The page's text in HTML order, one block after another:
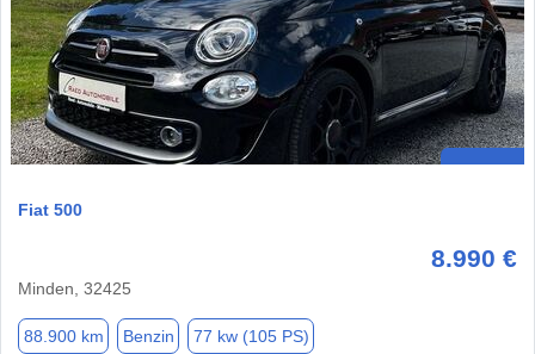
Fiat 500
8.990 €
Minden, 32425
88.900 km Benzin 77 kw (105 PS)